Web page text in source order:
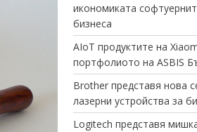
икономиката
бизнеса
AIoT продуктите на
портфолиото на ASBIS
Brother представя нова
лазерни устройства за
Logitech представя